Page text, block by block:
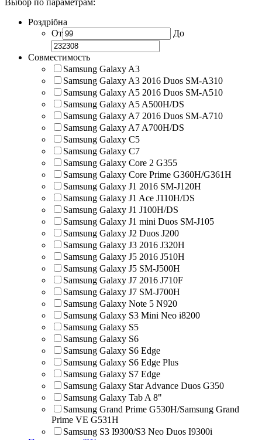
Роздрібна
От
До
Совместимость
Samsung Galaxy A3
Samsung Galaxy A3 2016 Duos SM-A310
Samsung Galaxy A5 2016 Duos SM-A510
Samsung Galaxy A5 A500H/DS
Samsung Galaxy A7 2016 Duos SM-A710
Samsung Galaxy A7 A700H/DS
Samsung Galaxy C5
Samsung Galaxy C7
Samsung Galaxy Core 2 G355
Samsung Galaxy Core Prime G360H/G361H
Samsung Galaxy J1 2016 SM-J120H
Samsung Galaxy J1 Ace J110H/DS
Samsung Galaxy J1 J100H/DS
Samsung Galaxy J1 mini Duos SM-J105
Samsung Galaxy J2 Duos J200
Samsung Galaxy J3 2016 J320H
Samsung Galaxy J5 2016 J510H
Samsung Galaxy J5 SM-J500H
Samsung Galaxy J7 2016 J710F
Samsung Galaxy J7 SM-J700H
Samsung Galaxy Note 5 N920
Samsung Galaxy S3 Mini Neo i8200
Samsung Galaxy S5
Samsung Galaxy S6
Samsung Galaxy S6 Edge
Samsung Galaxy S6 Edge Plus
Samsung Galaxy S7 Edge
Samsung Galaxy Star Advance Duos G350
Samsung Galaxy Tab A 8"
Samsung Grand Prime G530H/Samsung Grand
Prime VE G531H
Samsung S3 I9300/S3 Neo Duos I9300i